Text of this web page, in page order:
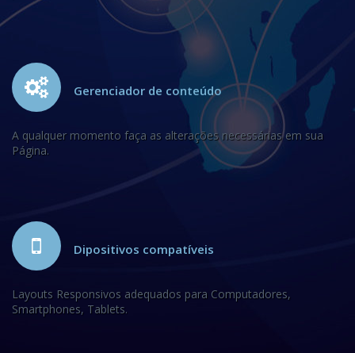
Gerenciador de conteúdo
A qualquer momento faça as alterações necessárias em sua
Página.
Dipositivos compatíveis
Layouts Responsivos adequados para Computadores,
Smartphones, Tablets.